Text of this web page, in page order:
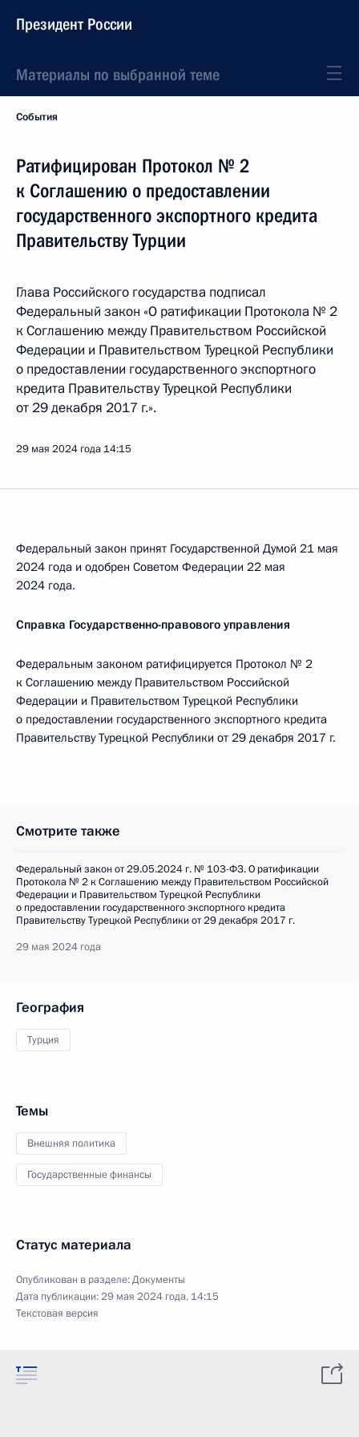
Президент России
Материалы по выбранной теме
События
Ратифицирован Протокол № 2
к Соглашению о предоставлении
государственного экспортного кредита
Правительству Турции
Глава Российского государства подписал
Федеральный закон «О ратификации Протокола № 2
к Соглашению между Правительством Российской
Федерации и Правительством Турецкой Республики
о предоставлении государственного экспортного
кредита Правительству Турецкой Республики
от 29 декабря 2017 г.».
29 мая 2024 года 14:15
Федеральный закон принят Государственной Думой 21 мая
2024 года и одобрен Советом Федерации 22 мая
2024 года.
Справка Государственно-правового управления
Федеральным законом ратифицируется Протокол № 2
к Соглашению между Правительством Российской
Федерации и Правительством Турецкой Республики
о предоставлении государственного экспортного кредита
Правительству Турецкой Республики от 29 декабря 2017 г.
Смотрите также
Федеральный закон от 29.05.2024 г. № 103-ФЗ. О ратификации
Протокола № 2 к Соглашению между Правительством Российской
Федерации и Правительством Турецкой Республики
о предоставлении государственного экспортного кредита
Правительству Турецкой Республики от 29 декабря 2017 г.
29 мая 2024 года
География
Турция
Темы
Внешняя политика
Государственные финансы
Статус материала
Опубликован в разделе:Документы
Дата публикации:29 мая 2024 года, 14:15
Текстовая версия